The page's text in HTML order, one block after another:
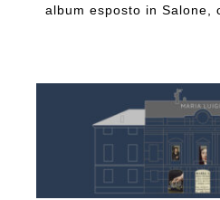
album esposto in Salone,